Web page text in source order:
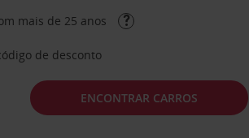
mais de 25 anos
de desconto
ENCONTRAR CARROS